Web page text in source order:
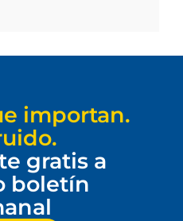
importan.
gratis a
boletín